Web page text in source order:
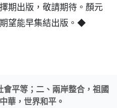
期出版，敬請期待。顏元
望能早集結出版。 ◆
平等；二、兩岸整合，祖國
華，世界和平。